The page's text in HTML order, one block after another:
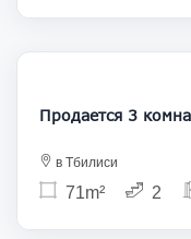
в Тбилиси
71m² 2